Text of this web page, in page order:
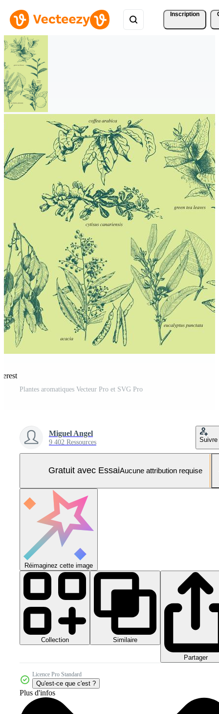
Inscription
Plantes aromatiques Vecteur Pro et SVG Pro
Miguel Angel
9 402 Ressources Suivre
Gratuit avec EssaiAucune attribution requise
Réimaginez cette image
Collection Similaire
Partager
Licence Pro Standard
Qu'est-ce que c'est ?
Plus d'infos